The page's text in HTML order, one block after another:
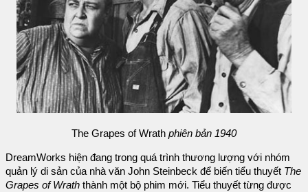
The Grapes of Wrath phiên bản 1940
DreamWorks hiện đang trong quá trình thương lượng với nhóm
quản lý di sản của nhà văn John Steinbeck để biến tiểu thuyết The
Grapes of Wrath thành một bộ phim mới. Tiểu thuyết từng được